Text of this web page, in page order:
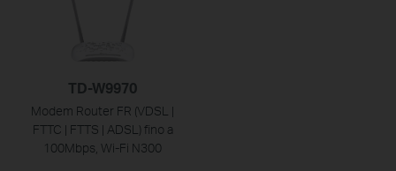
TD-W9970
Modem Router FR (VDSL |
FTTC | FTTS | ADSL) fino a
100Mbps, Wi-Fi N300